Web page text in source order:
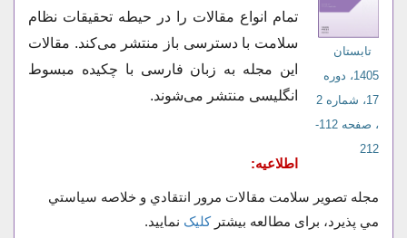
تابستان
1405، دوره
17، شماره 2
، صفحه 112-
212
تمام انواع مقالات را در حیطه تحقیقات نظام
سلامت با دسترسی باز منتشر می‌کند. مقالات
این مجله به زبان فارسی با چکیده مبسوط
انگلیسی منتشر می‌شوند.
اطلاعیه:
مجله تصوير سلامت مقالات مرور انتقادي و خلاصه سياستي
مي پذيرد، برای مطالعه بیشترکلیک نمایید.